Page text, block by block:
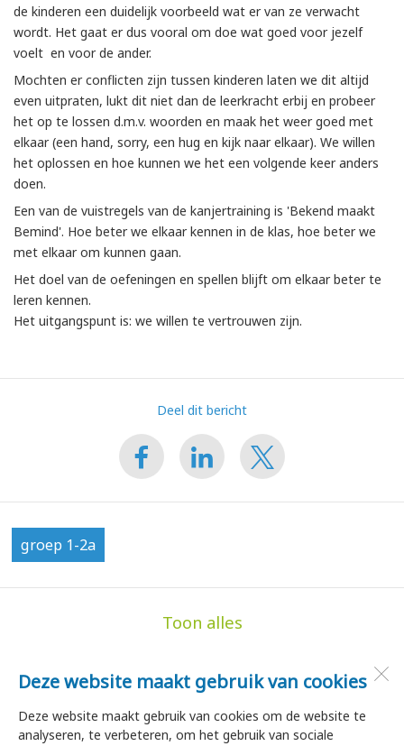
Deze website maakt gebruik van cookies
Deze website maakt gebruik van cookies om de website te
analyseren, te verbeteren, om het gebruik van sociale
de kinderen een duidelijk voorbeeld wat er van ze verwacht
wordt. Het gaat er dus vooral om doe wat goed voor jezelf
voelt en voor de ander.
Mochten er conflicten zijn tussen kinderen laten we dit altijd
even uitpraten, lukt dit niet dan de leerkracht erbij en probeer
het op te lossen d.m.v. woorden en maak het weer goed met
elkaar (een hand, sorry, een hug en kijk naar elkaar). We willen
het oplossen en hoe kunnen we het een volgende keer anders
doen.
Een van de vuistregels van de kanjertraining is 'Bekend maakt
Bemind'. Hoe beter we elkaar kennen in de klas, hoe beter we
met elkaar om kunnen gaan.
Het doel van de oefeningen en spellen blijft om elkaar beter te
leren kennen.
Het uitgangspunt is: we willen te vertrouwen zijn.
Deel dit bericht
groep 1-2a
Toon alles
de Hoge Akker
1747 HA Tuitjenhorn